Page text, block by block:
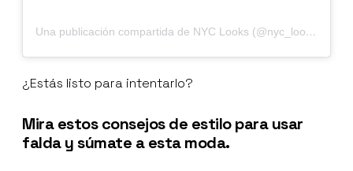
Una publicación compartida de NYC Looks (@nyc_looks)
¿Estás listo para intentarlo?
Mira estos consejos de estilo para usar
falda y súmate a esta moda.